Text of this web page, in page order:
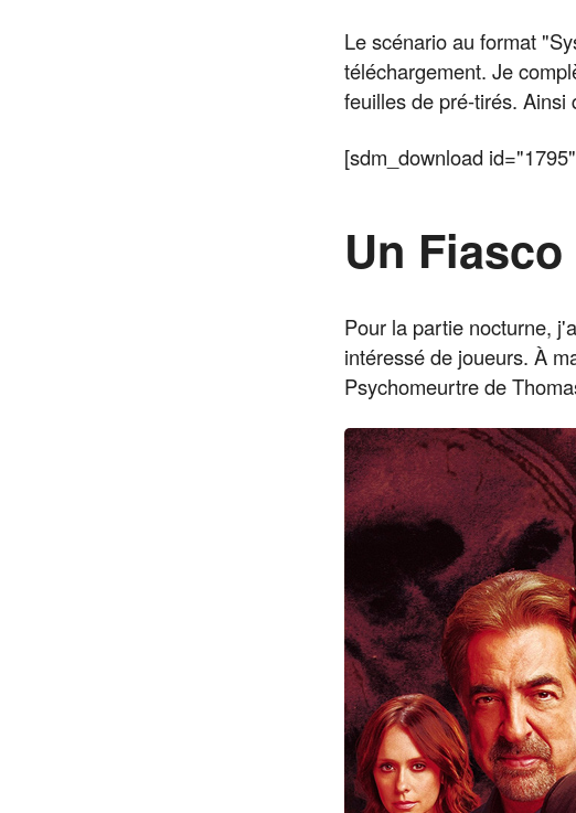
Le scénario au format
téléchargement. Je
feuilles de pré-tirés.
[sdm_download
Un
Pour la partie nocturne,
intéressé de joueurs. À
Psychomeurtre de